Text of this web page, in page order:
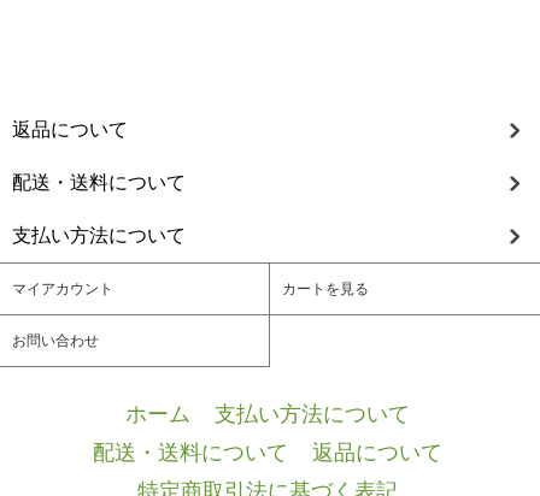
返品について
配送・送料について
支払い方法について
マイアカウント カートを見る
お問い合わせ
ホーム 支払い方法について
配送・送料について
返品について
特定商取引法に基づく表記